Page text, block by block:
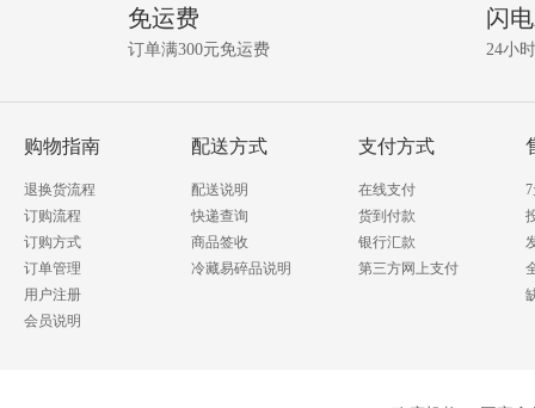
我要提问
免运费
订单满300元免运费
闪
24小
购物指南
退换货流程
订购流程
订购方式
订单管理
用户注册
会员说明
配送方式
配送说明
快递查询
商品签收
冷藏易碎品说明
支付方式
在线支付
货到付款
银行汇款
第三方网上支付